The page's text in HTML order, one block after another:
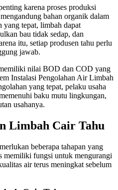
karena proses produksi
bahan organik dalam
yang tepat, limbah dapat
bau tidak sedap, dan
itu, setiap produsen tahu perlu
jawab.
nilai BOD dan COD yang
Instalasi Pengolahan Air Limbah
yang tepat, pelaku usaha
baku mutu lingkungan,
usahanya.
Limbah Cair Tahu
beberapa tahapan yang
memiliki fungsi untuk mengurangi
air terus meningkat sebelum